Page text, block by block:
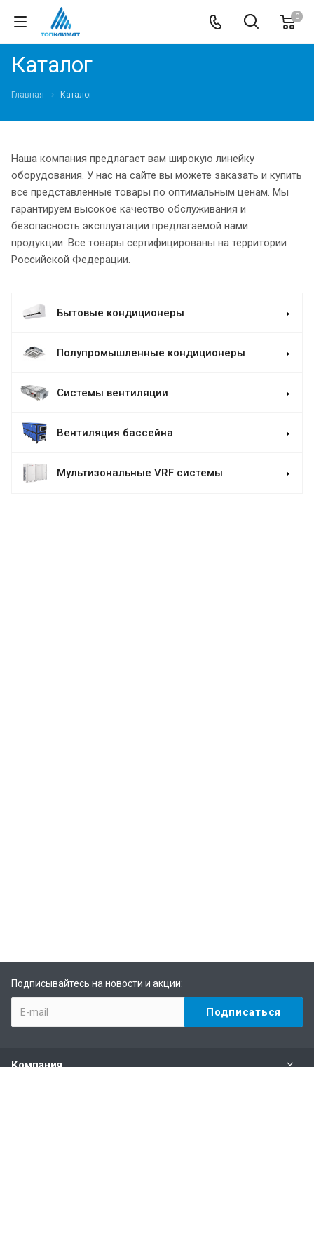
0
Каталог
Главная Каталог
Наша компания предлагает вам широкую линейку
оборудования. У нас на сайте вы можете заказать и купить
все представленные товары по оптимальным ценам. Мы
гарантируем высокое качество обслуживания и
безопасность эксплуатации предлагаемой нами
продукции. Все товары сертифицированы на территории
Российской Федерации.
Бытовые кондиционеры
Полупромышленные кондиционеры
Системы вентиляции
Вентиляция бассейна
Мультизональные VRF системы
Подписывайтесь на новости и акции:
Компания